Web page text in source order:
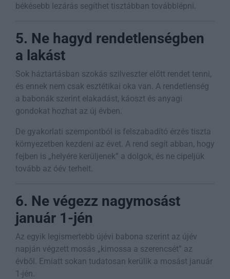
békésebb lezárás segíthet tisztábban továbblépni.
5. Ne hagyd rendetlenségben
a lakást
Sok háztartásban szokás szilveszter előtt rendet tenni,
és ennek nem csak esztétikai oka van. A rendetlenség
a babonák szerint elakadást, káoszt és anyagi
gondokat hozhat az új évben.
De gyakorlati szempontból is felszabadító érzés tiszta
környezetben kezdeni az évet. A rend segít abban, hogy
fejben is „helyére kerüljenek” a dolgok, és ne cipeljük
tovább az óév terheit.
6. Ne végezz nagymosást
január 1-jén
Az egyik legismertebb újévi babona szerint az újév
napján végzett mosás „kimossa a szerencsét” az
évből. Emiatt sokan tudatosan kerülik a mosást január
1-jén.